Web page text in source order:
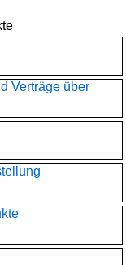
Verträge über